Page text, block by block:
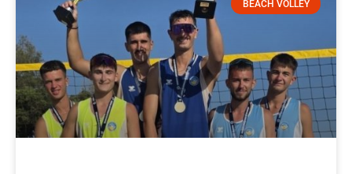
BEACH VOLLEY